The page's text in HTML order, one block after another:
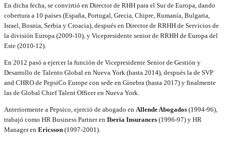
En dicha fecha, se convirtió en Director de RHH para el Sur de Europa, dando
cobertura a 10 países (España, Portugal, Grecia, Chipre, Rumanía, Bulgaria,
Israel, Bosnia, Serbia y Croacia), después en Director de RRHH de Servicios de
la división Europa (2009-10), y Vicepresidente senior de RRHH de Europa del
Este (2010-12).
En 2012 pasó a ejercer la función de Vicepresidente Senior de Gestión y
Desarrollo de Talento Global en Nueva York (hasta 2014), después la de SVP
and CHRO de PepsiCo Europe con sede en Ginebra (hasta 2017) y finalmente
las de Global Chief Talent Officer en Nueva York.
Anteriormente a Pepsico, ejerció de abogado en Allende Abogados (1994-96),
trabajó como HR Business Partner en Iberia Insurances (1996-97) y HR
Manager en Ericsson (1997-2001).